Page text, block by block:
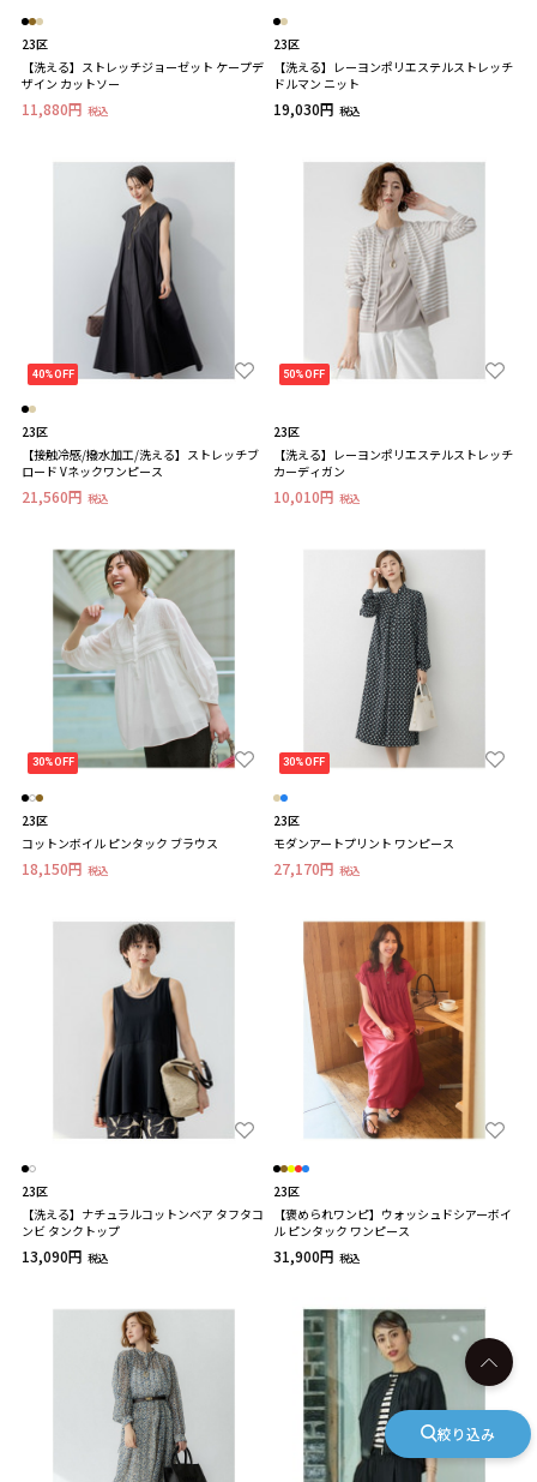
23区
【洗える】ストレッチジョーゼット ケープデ
ザイン カットソー
11,880円 税込
23区
【洗える】レーヨンポリエステルストレッチ
ドルマン ニット
19,030円 税込
40%OFF
23区
【接触冷感/撥水加工/洗える】ストレッチブ
ロード Vネックワンピース
21,560円 税込
50%OFF
23区
【洗える】レーヨンポリエステルストレッチ
カーディガン
10,010円 税込
30%OFF
23区
コットンボイル ピンタック ブラウス
18,150円 税込
30%OFF
23区
モダンアートプリント ワンピース
27,170円 税込
23区
【洗える】ナチュラルコットンベア タフタコ
ンビ タンクトップ
13,090円 税込
23区
【褒められワンピ】ウォッシュドシアーボイ
ル ピンタック ワンピース
31,900円 税込
絞り込み